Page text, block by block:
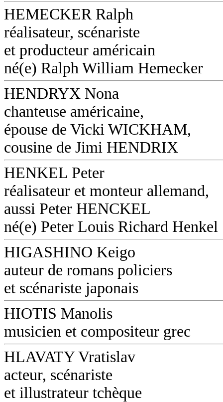
HEMECKER Ralph
réalisateur, scénariste
et producteur américain
né(e) Ralph William Hemecker
HENDRYX Nona
chanteuse américaine,
épouse de Vicki WICKHAM,
cousine de Jimi HENDRIX
HENKEL Peter
réalisateur et monteur allemand,
aussi Peter HENCKEL
né(e) Peter Louis Richard Henkel
HIGASHINO Keigo
auteur de romans policiers
et scénariste japonais
HIOTIS Manolis
musicien et compositeur grec
HLAVATY Vratislav
acteur, scénariste
et illustrateur tchèque